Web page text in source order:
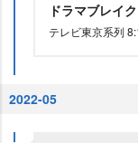
ドラマブレイ
テレビ東京系列
2022-05